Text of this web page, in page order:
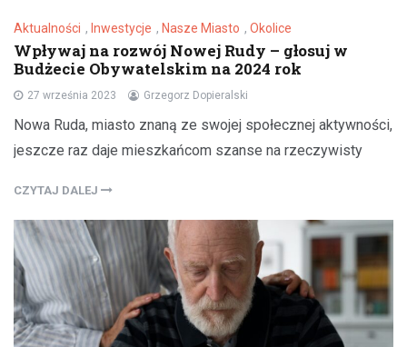
Aktualności , Inwestycje , Nasze Miasto , Okolice
Wpływaj na rozwój Nowej Rudy – głosuj w
Budżecie Obywatelskim na 2024 rok
27 września 2023 Grzegorz Dopieralski
Nowa Ruda, miasto znaną ze swojej społecznej aktywności,
jeszcze raz daje mieszkańcom szanse na rzeczywisty
CZYTAJ DALEJ